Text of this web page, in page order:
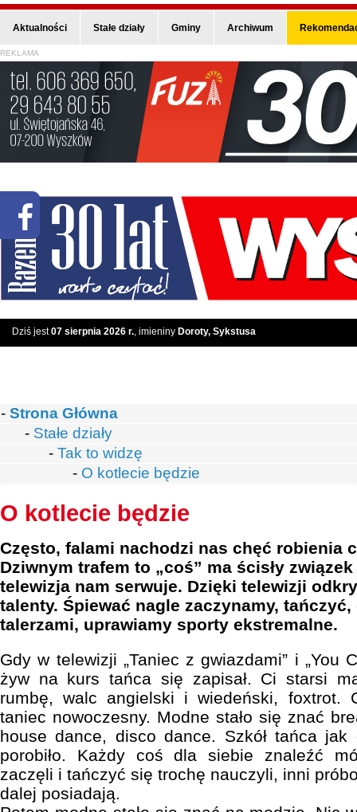
Aktualności Stałe działy Gminy Archiwum
REKLAMA
Dziś jest07 sierpnia 2026 r., imieniny Doroty, Sykstusa
- Strona Główna
- Stałe działy
- Tak to widzę
- O kotlecie będzie
O kotlecie będzie
Często, falami nachodzi nas chęć robienia
Dziwnym trafem to „coś” ma ścisły
telewizja nam serwuje. Dzięki telewizji
talenty. Śpiewać nagle zaczynamy,
talerzami, uprawiamy sporty ekstremalne.
Gdy w telewizji „Taniec z gwiazdami” i „You
żyw na kurs tańca się zapisał. Ci starsi
rumbę, walc angielski i wiedeński, foxtrot.
taniec nowoczesny. Modne stało się znać
house dance, disco dance. Szkół tańca
porobiło. Każdy coś dla siebie znaleźć
zaczęli i tańczyć się trochę nauczyli, inni
dalej posiadają.